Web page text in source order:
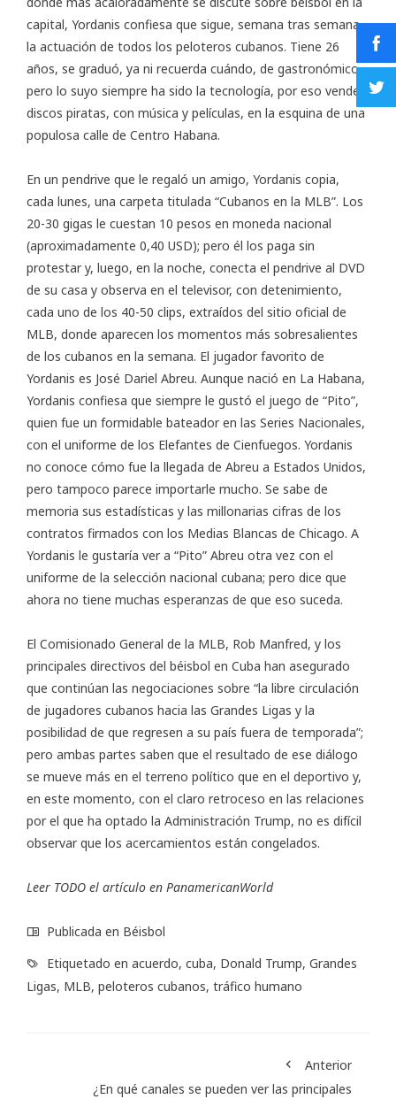
capital, Yordanis confiesa que sigue, semana tras semana,
la actuación de todos los peloteros cubanos. Tiene 26
años, se graduó, ya ni recuerda cuándo, de gastronómico,
pero lo suyo siempre ha sido la tecnología, por eso vende
discos piratas, con música y películas, en la esquina de una
populosa calle de Centro Habana.
En un pendrive que le regaló un amigo, Yordanis copia,
cada lunes, una carpeta titulada “Cubanos en la MLB”. Los
20-30 gigas le cuestan 10 pesos en moneda nacional
(aproximadamente 0,40 USD); pero él los paga sin
protestar y, luego, en la noche, conecta el pendrive al DVD
de su casa y observa en el televisor, con detenimiento,
cada uno de los 40-50 clips, extraídos del sitio oficial de
MLB, donde aparecen los momentos más sobresalientes
de los cubanos en la semana. El jugador favorito de
Yordanis es José Dariel Abreu. Aunque nació en La Habana,
Yordanis confiesa que siempre le gustó el juego de “Pito”,
quien fue un formidable bateador en las Series Nacionales,
con el uniforme de los Elefantes de Cienfuegos. Yordanis
no conoce cómo fue la llegada de Abreu a Estados Unidos,
pero tampoco parece importarle mucho. Se sabe de
memoria sus estadísticas y las millonarias cifras de los
contratos firmados con los Medias Blancas de Chicago. A
Yordanis le gustaría ver a “Pito” Abreu otra vez con el
uniforme de la selección nacional cubana; pero dice que
ahora no tiene muchas esperanzas de que eso suceda.
El Comisionado General de la MLB, Rob Manfred, y los
principales directivos del béisbol en Cuba han asegurado
que continúan las negociaciones sobre “la libre circulación
de jugadores cubanos hacia las Grandes Ligas y la
posibilidad de que regresen a su país fuera de temporada”;
pero ambas partes saben que el resultado de ese diálogo
se mueve más en el terreno político que en el deportivo y,
en este momento, con el claro retroceso en las relaciones
por el que ha optado la Administración Trump, no es difícil
observar que los acercamientos están congelados.
Leer TODO el artículo en PanamericanWorld
Publicada en Béisbol
Etiquetado en acuerdo, cuba, Donald Trump, Grandes
Ligas, MLB, peloteros cubanos, tráfico humano
Anterior
¿En qué canales se pueden ver las principales